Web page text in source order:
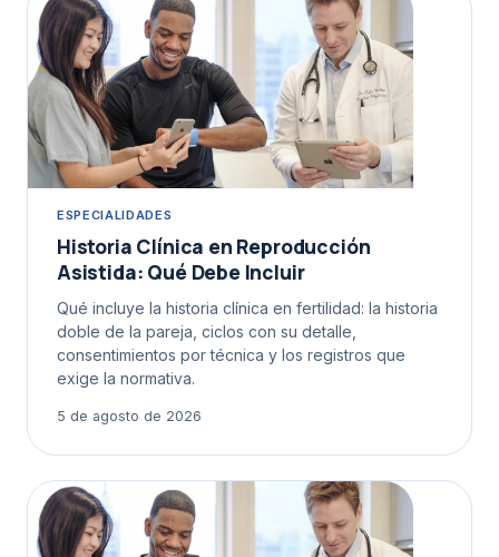
ESPECIALIDADES
Historia Clínica en Reproducción
Asistida: Qué Debe Incluir
Qué incluye la historia clínica en fertilidad: la historia
doble de la pareja, ciclos con su detalle,
consentimientos por técnica y los registros que
exige la normativa.
5 de agosto de 2026